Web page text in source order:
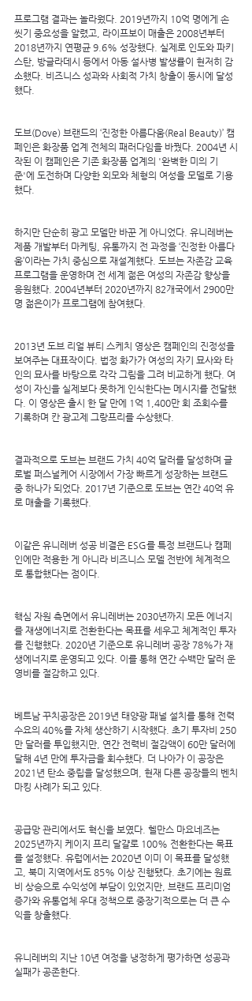
프로그램 결과는 놀라웠다. 2019년까지 10억 명에게 손
씻기 중요성을 알렸고, 라이프보이 매출은 2008년부터
2018년까지 연평균 9.6% 성장했다. 실제로 인도와 파키
스탄, 방글라데시 등에서 아동 설사병 발생률이 현저히 감
소했다. 비즈니스 성과와 사회적 가치 창출이 동시에 달성
했다.
도브(Dove) 브랜드의 ‘진정한 아름다움(Real Beauty)’ 캠
페인은 화장품 업계 전체의 패러다임을 바꿨다. 2004년 시
작된 이 캠페인은 기존 화장품 업계의 '완벽한 미의 기
준'에 도전하며 다양한 외모와 체형의 여성을 모델로 기용
했다.
하지만 단순히 광고 모델만 바꾼 게 아니었다. 유니레버는
제품 개발부터 마케팅, 유통까지 전 과정을 ‘진정한 아름다
움’이라는 가치 중심으로 재설계했다. 도브는 자존감 교육
프로그램을 운영하며 전 세계 젊은 여성의 자존감 향상을
응원했다. 2004년부터 2020년까지 82개국에서 2900만
명 젊은이가 프로그램에 참여했다.
2013년 도브 리얼 뷰티 스케치 영상은 캠페인의 진정성을
보여주는 대표작이다. 법정 화가가 여성의 자기 묘사와 타
인의 묘사를 바탕으로 각각 그림을 그려 비교하게 했다. 여
성이 자신을 실제보다 못하게 인식한다는 메시지를 전달했
다. 이 영상은 출시 한 달 만에 1억 1,400만 회 조회수를
기록하며 칸 광고제 그랑프리를 수상했다.
결과적으로 도브는 브랜드 가치 40억 달러를 달성하며 글
로벌 퍼스널케어 시장에서 가장 빠르게 성장하는 브랜드
중 하나가 되었다. 2017년 기준으로 도브는 연간 40억 유
로 매출을 기록했다.
이같은 유니레버 성공 비결은 ESG를 특정 브랜드나 캠페
인에만 적용한 게 아니라 비즈니스 모델 전반에 체계적으
로 통합했다는 점이다.
핵심 자원 측면에서 유니레버는 2030년까지 모든 에너지
를 재생에너지로 전환한다는 목표를 세우고 체계적인 투자
를 진행했다. 2020년 기준으로 유니레버 공장 78%가 재
생에너지로 운영되고 있다. 이를 통해 연간 수백만 달러 운
영비를 절감하고 있다.
베트남 꾸치공장은 2019년 태양광 패널 설치를 통해 전력
수요의 40%를 자체 생산하기 시작했다. 초기 투자비 250
만 달러를 투입했지만, 연간 전력비 절감액이 60만 달러에
달해 4년 만에 투자금을 회수했다. 더 나아가 이 공장은
2021년 탄소 중립을 달성했으며, 현재 다른 공장들의 벤치
마킹 사례가 되고 있다.
공급망 관리에서도 혁신을 보였다. 헬만스 마요네즈는
2025년까지 케이지 프리 달걀로 100% 전환한다는 목표
를 설정했다. 유럽에서는 2020년 이미 이 목표를 달성했
고, 북미 지역에서도 85% 이상 진행됐다. 초기에는 원료
비 상승으로 수익성에 부담이 있었지만, 브랜드 프리미엄
증가와 유통업체 우대 정책으로 중장기적으로는 더 큰 수
익을 창출했다.
유니레버의 지난 10년 여정을 냉정하게 평가하면 성공과
실패가 공존한다.